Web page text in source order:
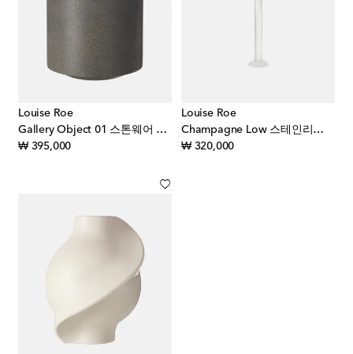
Louise Roe
Gallery Object 01 스톤웨어 컨테이너
₩ 395,000original price
Louise Roe
Champagne Low 스테인리스 스틸 캔들 홀더
₩ 320,000original price